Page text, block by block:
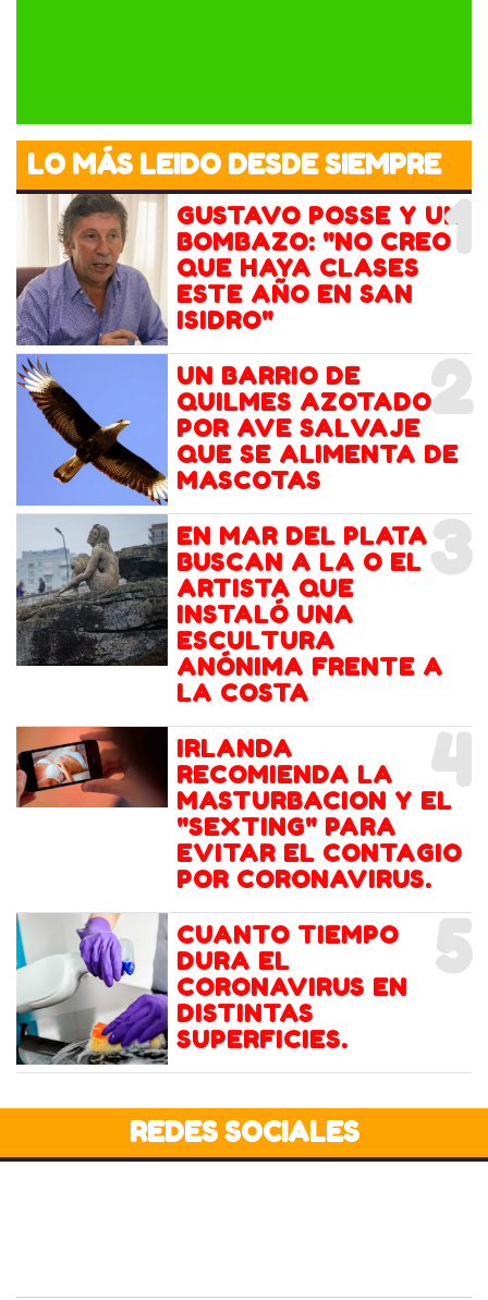
LO MÁS LEIDO DESDE SIEMPRE
1
GUSTAVO POSSE Y UN
BOMBAZO: "NO CREO
QUE HAYA CLASES
ESTE AÑO EN SAN
ISIDRO"
2
UN BARRIO DE
QUILMES AZOTADO
POR AVE SALVAJE
QUE SE ALIMENTA DE
MASCOTAS
3
EN MAR DEL PLATA
BUSCAN A LA O EL
ARTISTA QUE
INSTALÓ UNA
ESCULTURA
ANÓNIMA FRENTE A
LA COSTA
4
IRLANDA
RECOMIENDA LA
MASTURBACION Y EL
"SEXTING" PARA
EVITAR EL CONTAGIO
POR CORONAVIRUS.
5
CUANTO TIEMPO
DURA EL
CORONAVIRUS EN
DISTINTAS
SUPERFICIES.
REDES SOCIALES